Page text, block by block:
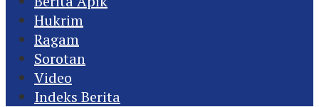
Hukrim
Ragam
Sorotan
Video
Indeks Berita